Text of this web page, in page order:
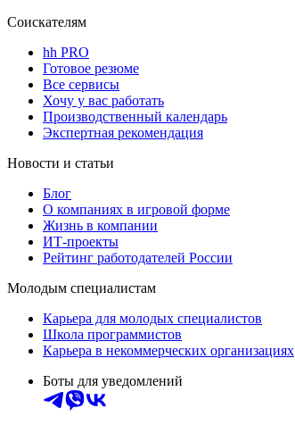
Соискателям
hh PRO
Готовое резюме
Все сервисы
Хочу у вас работать
Производственный календарь
Экспертная рекомендация
Новости и статьи
Блог
О компаниях в игровой форме
Жизнь в компании
ИТ-проекты
Рейтинг работодателей России
Молодым специалистам
Карьера для молодых специалистов
Школа программистов
Карьера в некоммерческих организациях
Боты для уведомлений